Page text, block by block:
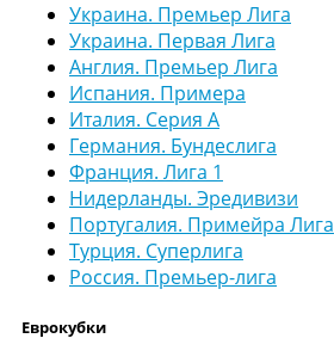
Украина. Премьер Лига
Украина. Первая Лига
Англия. Премьер Лига
Испания. Примера
Италия. Серия А
Германия. Бундеслига
Франция. Лига 1
Нидерланды. Эредивизи
Португалия. Примейра Лига
Турция. Суперлига
Россия. Премьер-лига
Еврокубки